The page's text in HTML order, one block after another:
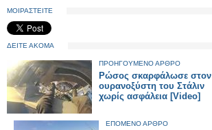
ΜΟΙΡΑΣΤΕΙΤΕ
ΔΕΙΤΕ ΑΚΟΜΑ
ΠΡΟΗΓΟΥΜΕΝΟ ΑΡΘΡΟ
Ρώσος σκαρφάλωσε στον
ουρανοξύστη του Στάλιν
χωρίς ασφάλεια [Video]
ΕΠΟΜΕΝΟ ΑΡΘΡΟ